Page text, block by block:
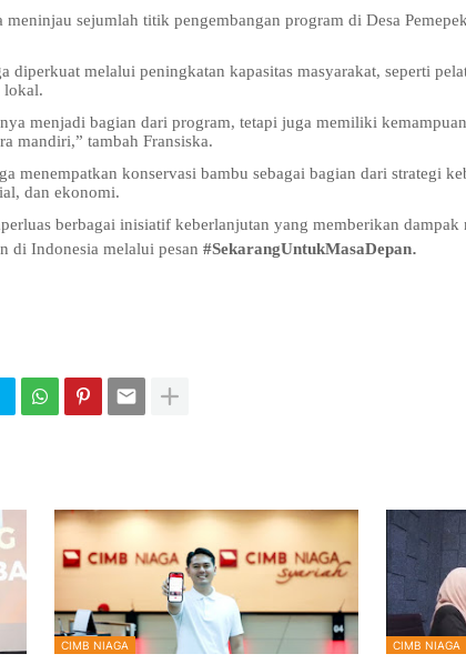
sejumlah titik pengembangan program di Desa
diperkuat melalui peningkatan kapasitas masyarakat, seperti
lokal.
menjadi bagian dari program, tetapi juga memiliki
mandiri,” tambah Fransiska.
menempatkan konservasi bambu sebagai bagian dari strategi
dan ekonomi.
berbagai inisiatif keberlanjutan yang memberikan dampak
di Indonesia melalui pesan #SekarangUntukMasaDepan.
CIMB NIAGA CIMB NIAGA